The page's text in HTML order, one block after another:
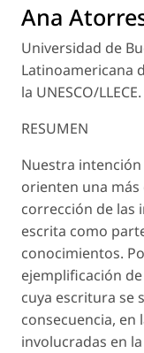
Ana
Universidad de
Latinoamericana
la UNESCO/
RESUMEN
Nuestra
orienten una
corrección de las
escrita como
conocimientos.
ejemplificación
cuya escritura se
consecuencia, en
involucradas en